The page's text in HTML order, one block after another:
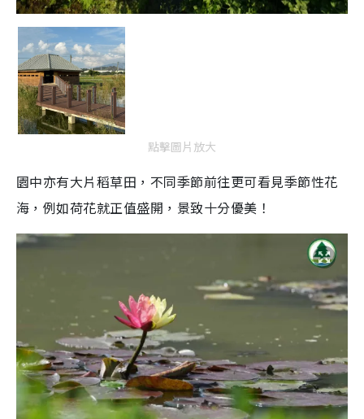
點擊圖片放大
園中亦有大片稻草田，不同季節前往更可看見季節性花
海，例如荷花就正值盛開，景致十分優美！